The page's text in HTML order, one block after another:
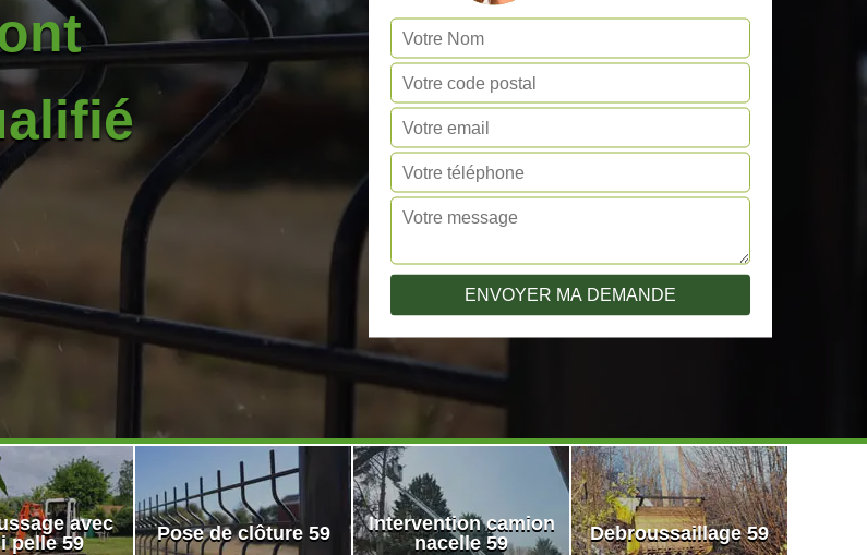
avec
pelle 59
Pose de clôture 59
Intervention camion
nacelle 59
Debroussaillage 59